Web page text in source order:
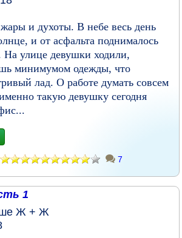
и духоты. В небе весь день
и от асфальта поднималось
улице девушки ходили,
минимумом одежды, что
лад. О работе думать совсем
такую девушку сегодня
7
1
Ж + Ж